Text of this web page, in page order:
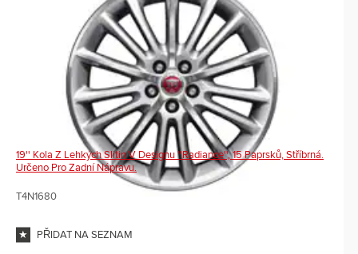
19'' Kola Z Lehkých Slitin V Designu ''Radiance'', 15 Paprsků, Stříbrná.
Určeno Pro Zadní Nápravu.
T4N1680
PŘIDAT NA SEZNAM